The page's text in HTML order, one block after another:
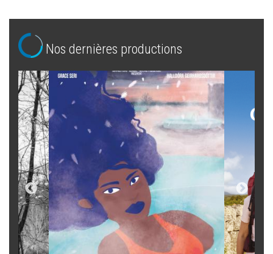
Nos dernières productions